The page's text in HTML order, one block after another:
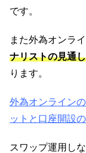
です。
また外為オンラ
ナリストの見通
ります。
外為オンライン
ットと口座開設
スワップ運用し